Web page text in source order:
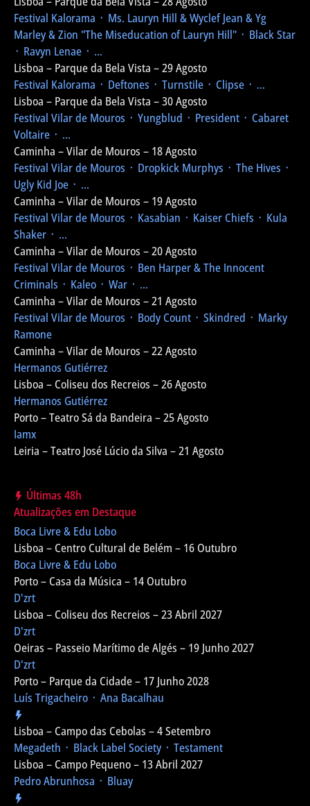
Festival Kalorama ᛫ Ms. Lauryn Hill & Wyclef Jean & Yg
Marley & Zion "The Miseducation of Lauryn Hill" ᛫ Black Star
᛫ Ravyn Lenae ᛫ ...
Lisboa – Parque da Bela Vista – 29 Agosto
Festival Kalorama ᛫ Deftones ᛫ Turnstile ᛫ Clipse ᛫ ...
Lisboa – Parque da Bela Vista – 30 Agosto
Festival Vilar de Mouros ᛫ Yungblud ᛫ President ᛫ Cabaret
Voltaire ᛫ ...
Caminha – Vilar de Mouros – 18 Agosto
Festival Vilar de Mouros ᛫ Dropkick Murphys ᛫ The Hives ᛫
Ugly Kid Joe ᛫ ...
Caminha – Vilar de Mouros – 19 Agosto
Festival Vilar de Mouros ᛫ Kasabian ᛫ Kaiser Chiefs ᛫ Kula
Shaker ᛫ ...
Caminha – Vilar de Mouros – 20 Agosto
Festival Vilar de Mouros ᛫ Ben Harper & The Innocent
Criminals ᛫ Kaleo ᛫ War ᛫ ...
Caminha – Vilar de Mouros – 21 Agosto
Festival Vilar de Mouros ᛫ Body Count ᛫ Skindred ᛫ Marky
Ramone
Caminha – Vilar de Mouros – 22 Agosto
Hermanos Gutiérrez
Lisboa – Coliseu dos Recreios – 26 Agosto
Hermanos Gutiérrez
Porto – Teatro Sá da Bandeira – 25 Agosto
Iamx
Leiria – Teatro José Lúcio da Silva – 21 Agosto
Últimas 48h
Atualizações em Destaque
Boca Livre & Edu Lobo
Lisboa – Centro Cultural de Belém – 16 Outubro
Boca Livre & Edu Lobo
Porto – Casa da Música – 14 Outubro
D'zrt
Lisboa – Coliseu dos Recreios – 23 Abril 2027
D'zrt
Oeiras – Passeio Marítimo de Algés – 19 Junho 2027
D'zrt
Porto – Parque da Cidade – 17 Junho 2028
Luís Trigacheiro ᛫ Ana Bacalhau
Lisboa – Campo das Cebolas – 4 Setembro
Megadeth ᛫ Black Label Society ᛫ Testament
Lisboa – Campo Pequeno – 13 Abril 2027
Pedro Abrunhosa ᛫ Bluay